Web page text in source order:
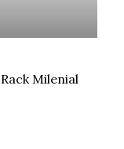
Rack Milenial